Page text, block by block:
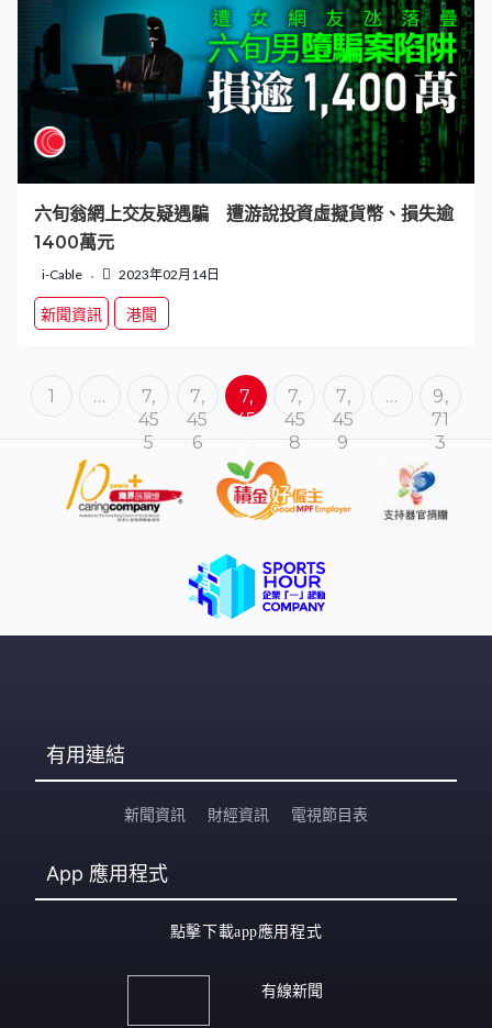
六旬翁網上交友疑遇騙 遭游說投資虛擬貨幣、損失逾
1400萬元
i-Cable 2023年02月14日
新聞資訊 港聞
1 …
7,
45
5
7,
45
6
7,
45
7,
45
8
7,
45
9
…
9,
71
3
有用連結
新聞資訊 財經資訊 電視節目表
App 應用程式
點擊下載app應用程式
有線新聞